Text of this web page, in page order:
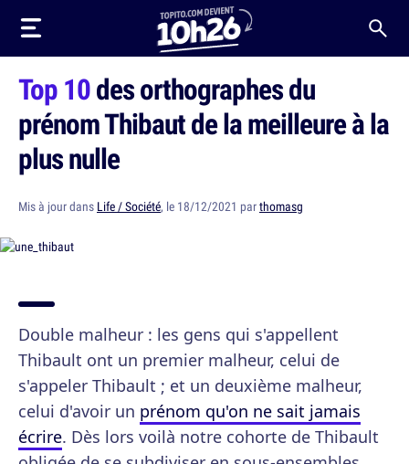
Top 10des orthographes du
prénom Thibaut de la meilleure à la
plus nulle
Mis à jour dans Life / Société, le 18/12/2021 parthomasg
Double malheur : les gens qui s'appellent
Thibault ont un premier malheur, celui de
s'appeler Thibault ; et un deuxième malheur,
celui d'avoir un prénom qu'on ne sait jamais
écrire. Dès lors voilà notre cohorte de Thibault